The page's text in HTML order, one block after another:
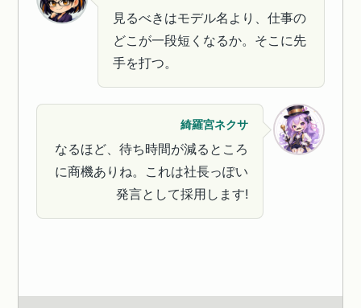
見るべきはモデル名より、仕事の
どこが一段短くなるか。そこに先
手を打つ。
綺羅宮ネクサ
なるほど、待ち時間が減るところ
に商機ありね。これは社長っぽい
発言として採用します!